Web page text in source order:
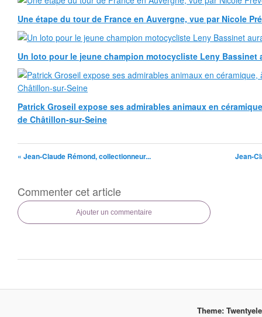
Une étape du tour de France en Auvergne, vue par Nicole
Un loto pour le jeune champion motocycliste Leny Bassinet
Patrick Groseil expose ses admirables animaux en
de Châtillon-sur-Seine
« Jean-Claude Rémond, collectionneur... Jean-
Commenter cet article
Ajouter un commentaire
Theme: